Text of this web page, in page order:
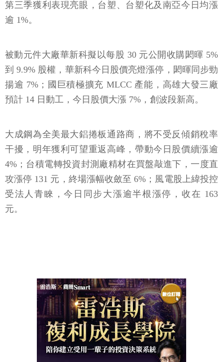
第三季獲利表現亮眼，台塑、台塑化及南亞今日均漲
逾 1%。
被動元件大廠華新科擬以每股 30 元公開收購閎暉 5%
到 9.9% 股權，華新科今日股價亮燈漲停，閎暉同步勁
揚逾 7%；國巨積極擴充 MLCC 產能，高雄大發三廠
預計 14 日動工，今日股價大漲 7%，創波段新高。
大成鋼為全美最大鋁捲板通路商，將不受反傾銷稅率
干擾，明年獲利可望重返高峰，帶動今日股價續漲逾
4%；台積電轉投資封測廠精材在買盤敲進下，一度直
攻漲停 131 元，終場漲幅收斂至 6%；風電股上緯投控
受法人青睞，今日同步大漲逾半根漲停，收在 163
元。